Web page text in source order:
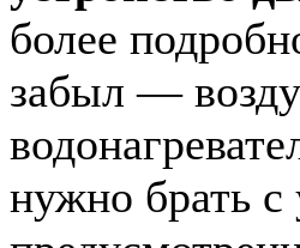
более
забыл —
нужно брать с